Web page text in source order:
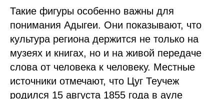
Такие фигуры особенно важны для
понимания Адыгеи. Они показывают, что
культура региона держится не только на
музеях и книгах, но и на живой передаче
слова от человека к человеку. Местные
источники отмечают, что Цуг Теучеж
родился 15 августа 1855 года в ауле